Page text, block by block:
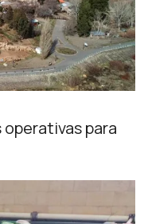
operativas para